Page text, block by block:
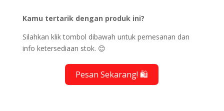
Kamu tertarik dengan produk ini?
Silahkan klik tombol dibawah untuk pemesanan dan
info ketersediaan stok. 😊
Pesan Sekarang! 🛍️